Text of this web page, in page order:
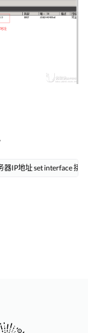
器IP地址 set interface 接